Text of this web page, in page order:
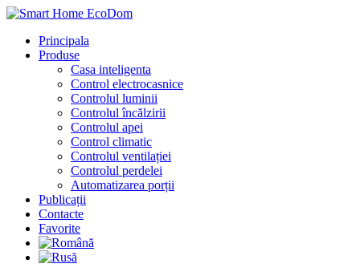
Principala
Produse
Casa inteligenta
Control electrocasnice
Controlul luminii
Controlul încălzirii
Controlul apei
Control climatic
Controlul ventilației
Сontrolul perdelei
Automatizarea porții
Publicații
Contacte
Favorite